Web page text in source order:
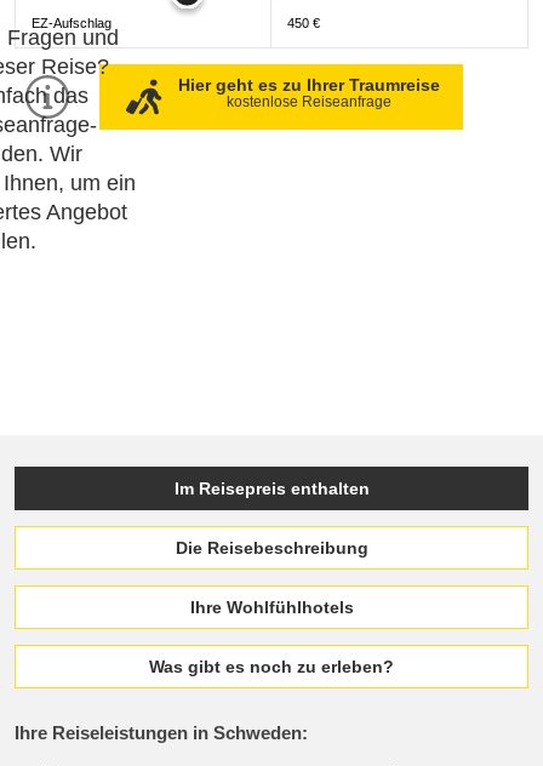
EZ-Aufschlag 450 €
Hier geht es zu Ihrer Traumreise
kostenlose Reiseanfrage
und
Reise?
das
Wir
um ein
Angebot
Im Reisepreis enthalten
Die Reisebeschreibung
Ihre Wohlfühlhotels
Was gibt es noch zu erleben?
Ihre Reiseleistungen in Schweden: